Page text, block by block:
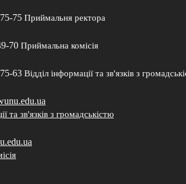
75 Приймальня ректора
70 Приймальна комісія
63 Відділ інформації та зв'язків з
та зв'язків з громадськістю